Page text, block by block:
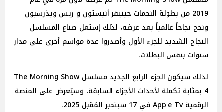
2019 من بطولة النجمات جينيفر أنيستون و ريس ويذرسبون
ونجح نجاحاً عالمياً بعد عرضه، لذلك إستغل صناع المسلسل
النجاح الشديد للجزء الأول وأصدروا عدة مواسم أخرى على مدار
سنوات بنفس البطلات.
لذلك سيكون الجزء الرابع الجديد مسلسل The Morning Show
4 بمثابة تكملة لأحداث الأجزاء السابقة، وسيُعرض على المنصة
الرقمية Apple Tv في 17 سبتمبر المُقبل 2025.